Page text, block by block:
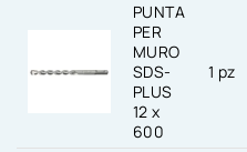
PUNTA
PER
MURO
SDS-
PLUS
12 x
600
1 pz